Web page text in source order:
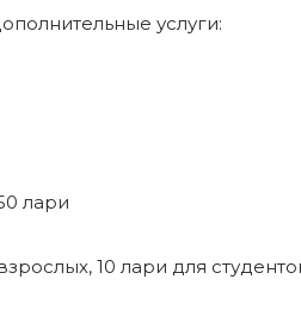
услуги:
лари
10 лари для